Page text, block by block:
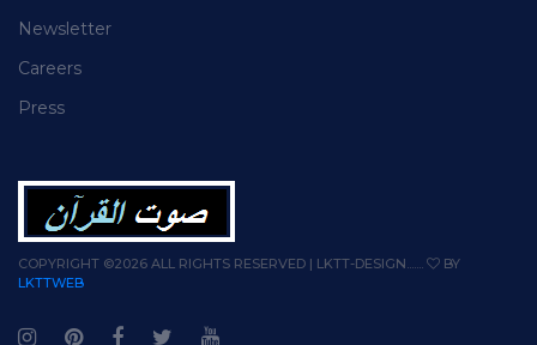
Newsletter
Careers
Press
COPYRIGHT ©2026 ALL RIGHTS RESERVED | LKTT-DESIGN.......
BY
LKTTWEB